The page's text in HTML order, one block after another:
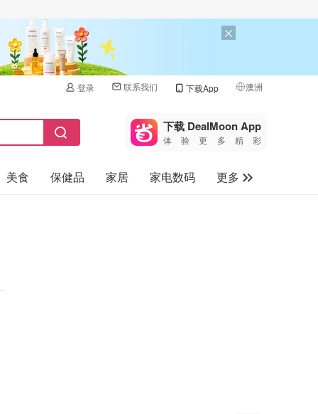
登录 联系我们 下载App 澳洲
🇺🇸
🇨🇳 中国
🇨🇦加拿大
下载 DealMoon App
体验更多精彩
美食 保健品 家居 家电数码
更多